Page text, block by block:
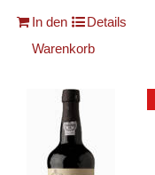
In den
Warenkorb
Details